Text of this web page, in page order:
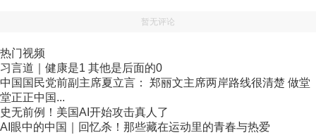
暂无评论
热门视频
习言道｜健康是1 其他是后面的0
中国国民党前副主席夏立言： 郑丽文主席两岸路线很清楚 做堂
堂正正中国...
史无前例！美国AI开始攻击真人了
AI眼中的中国｜回忆杀！那些藏在运动里的青春与热爱